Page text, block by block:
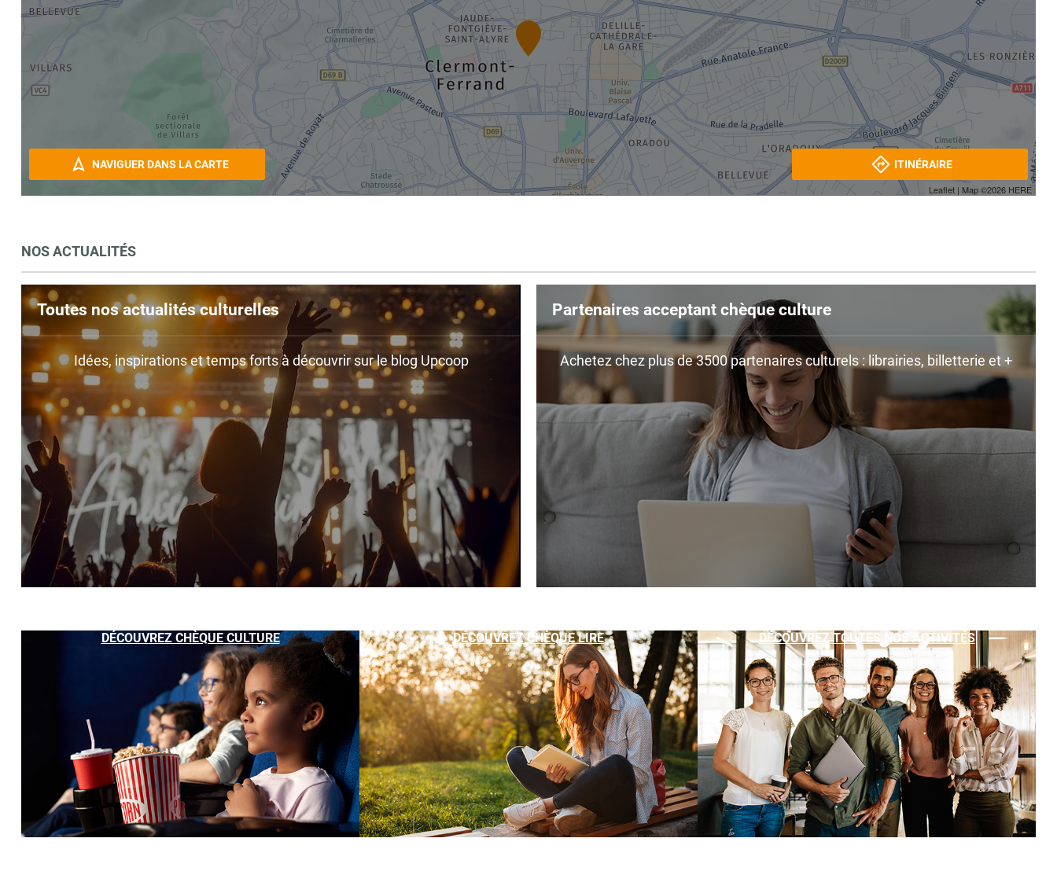
Leaflet | Map ©2026 HERE
NAVIGUER DANS LA CARTE ITINÉRAIRE
NOS ACTUALITÉS
Toutes nos actualités culturelles
Idées, inspirations et temps forts à découvrir sur le blog Upcoop
Partenaires acceptant chèque culture
Achetez chez plus de 3500 partenaires culturels : librairies, billetterie et +
DÉCOUVREZ CHÈQUE CULTURE DÉCOUVREZ CHÈQUE LIRE DÉCOUVREZ TOUTES NOS ACTIVITÉS